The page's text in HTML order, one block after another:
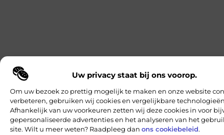
Uw privacy staat bij ons voorop.
Om uw bezoek zo prettig mogelijk te maken en onze website
verbeteren, gebruiken wij cookies en vergelijkbare
Afhankelijk van uw voorkeuren zetten wij deze cookies in voor
gepersonaliseerde advertenties en het analyseren van het
site. Wilt u meer weten? Raadpleeg dan ons cookiebeleid.